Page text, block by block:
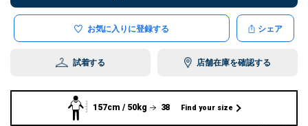
お気に入りに登録する シェア
試着する 店舗在庫を確認する
157cm / 50kg 38 Find your size